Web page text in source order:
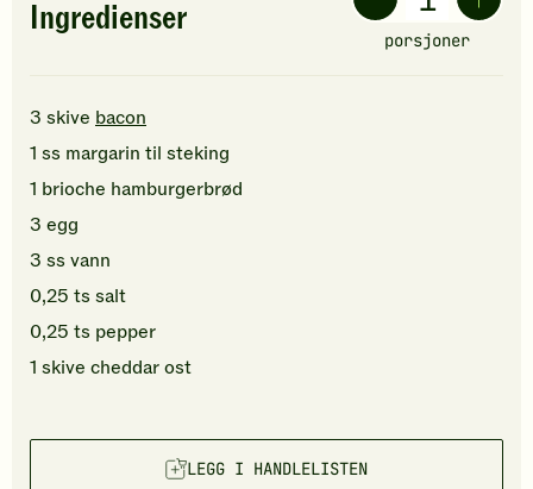
Ingredienser
porsjoner
3 skive bacon
1 ss margarin til steking
1 brioche hamburgerbrød
3 egg
3 ss vann
0,25 ts salt
0,25 ts pepper
1 skive cheddar ost
LEGG I HANDLELISTEN